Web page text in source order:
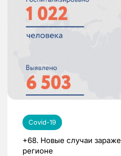
Covid-19
+68. Новые случаи
регионе